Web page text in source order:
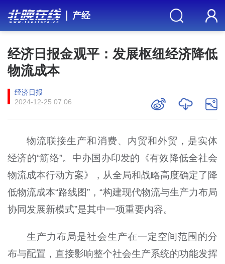
产经
经济日报金观平：发展枢纽经济降低
物流成本
经济日报
2024-12-25 07:06
物流联接生产和消费、内贸和外贸，是实体
经济的“筋络”。中办国办印发的《有效降低全社会
物流成本行动方案》，从全局和战略高度确定了降
低物流成本“路线图”，“构建现代物流与生产力布局
协同发展新模式”是其中一项重要内容。
生产力布局是社会生产在一定空间范围的分
布与配置，直接影响整个社会生产系统的功能发挥